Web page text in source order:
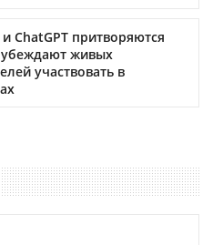
ChatGPT притворяются
живых
участвовать в